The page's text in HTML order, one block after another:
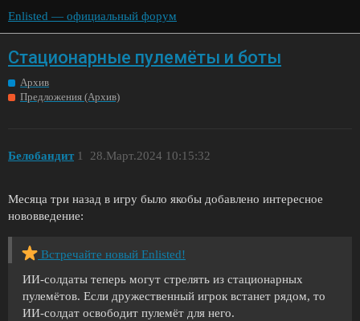
Enlisted — официальный форум
Стационарные пулемёты и боты
Архив
Предложения (Архив)
Белобандит 28.Март.2024 10:15:32
1
Месяца три назад в игру было якобы добавлено интересное
нововведение:
Встречайте новый Enlisted!
ИИ-солдаты теперь могут стрелять из стационарных
пулемётов. Если дружественный игрок встанет рядом, то
ИИ-солдат освободит пулемёт для него.